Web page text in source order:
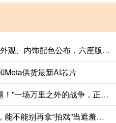
启兴网 极氪 9X 五座版 SUV 外观、内饰配色公布，六座版也能选新色
Meta供货最新AI芯片
5策略 “我连加油的钱都成问题！”一场万里之外的战争，正在压垮美国网约车司机
乐盈配资 内娱男星假戏真做，能不能别再拿“拍戏”当遮羞布？_行为_李沁_王澜雯